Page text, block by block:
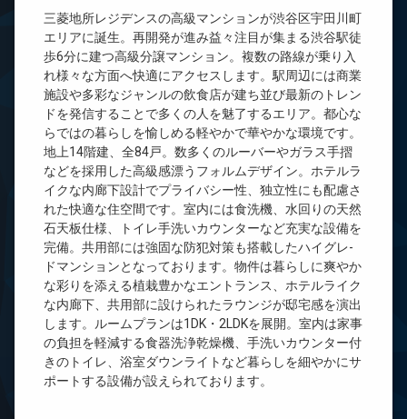
三菱地所レジデンスの高級マンションが渋谷区宇田川町
エリアに誕生。再開発が進み益々注目が集まる渋谷駅徒
歩6分に建つ高級分譲マンション。複数の路線が乗り入
れ様々な方面へ快適にアクセスします。駅周辺には商業
施設や多彩なジャンルの飲食店が建ち並び最新のトレン
ドを発信することで多くの人を魅了するエリア。都心な
らではの暮らしを愉しめる軽やかで華やかな環境です。
地上14階建、全84戸。数多くのルーバーやガラス手摺
などを採用した高級感漂うフォルムデザイン。ホテルラ
イクな内廊下設計でプライバシー性、独立性にも配慮さ
れた快適な住空間です。室内には食洗機、水回りの天然
石天板仕様、トイレ手洗いカウンターなど充実な設備を
完備。共用部には強固な防犯対策も搭載したハイグレ-
ドマンションとなっております。物件は暮らしに爽やか
な彩りを添える植栽豊かなエントランス、ホテルライク
な内廊下、共用部に設けられたラウンジが邸宅感を演出
します。ルームプランは1DK・2LDKを展開。室内は家事
の負担を軽減する食器洗浄乾燥機、手洗いカウンター付
きのトイレ、浴室ダウンライトなど暮らしを細やかにサ
ポートする設備が設えられております。